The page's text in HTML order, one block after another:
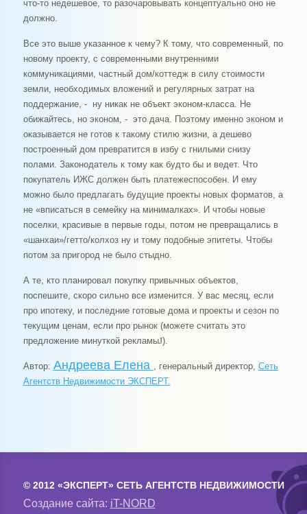
что-то недешевое, то разочаровывать концептуально оно не
должно.
Все это выше указанное к чему? К тому, что современный, по
новому проекту, с современными внутренними
коммуникациями, частный дом/коттедж в силу стоимости
земли, необходимых вложений и регулярных затрат на
поддержание, - ну никак не объект эконом-класса. Не
обижайтесь, но эконом, - это дача. Поэтому именно эконом и
оказывается не готов к такому стилю жизни, а дешево
построенный дом превратится в избу с гнилыми снизу
полами. Законодатель к тому как будто бы и ведет. Что
покупатель ИЖС должен быть платежеспособен. И ему
можно было предлагать будущие проекты новых форматов, а
не «вписаться в семейку на минималках». И чтобы новые
поселки, красивые в первые годы, потом не превращались в
«шанхаи»/гетто/колхоз ну и тому подобные эпитеты. Чтобы
потом за пригород не было стыдно.
А те, кто планировал покупку привычных объектов,
поспешите, скоро сильно все изменится. У вас месяц, если
про ипотеку, и последние готовые дома и проекты и сезон по
текущим ценам, если про рынок (можете считать это
предложение минуткой рекламыJ).
Автор: Андреева Елена , генеральный директор, Сеть
Агентств Недвижимости ЭКСПЕРТ.
© 2012 «ЭКСПЕРТ» СЕТЬ АГЕНТСТВ НЕДВИЖИМОСТИ
Создание сайта: iT-NORD